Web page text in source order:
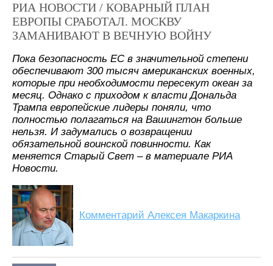
РИА НОВОСТИ / КОВАРНЫЙ ПЛАН
ЕВРОПЫ СРАБОТАЛ. МОСКВУ
ЗАМАНИВАЮТ В ВЕЧНУЮ ВОЙНУ
Пока безопасность ЕС в значительной степени
обеспечивают 300 тысяч американских военных,
которые при необходимости пересекут океан за
месяц. Однако с приходом к власти Дональда
Трампа европейские лидеры поняли, что
полностью полагаться на Вашингтон больше
нельзя. И задумались о возвращении
обязательной воинской повинности. Как
меняется Старый Свет – в материале РИА
Новости.
Комментарий Алексея Макаркина